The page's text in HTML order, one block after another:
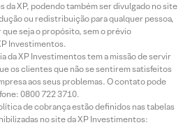
da XP, podendo também ser divulgado no site
ou redistribuição para qualquer pessoa,
seja o propósito, sem o prévio
Investimentos.
da XP Investimentos tem a missão de servir
os clientes que não se sentirem satisfeitos
aos seus problemas. O contato pode
0800 722 3710.
de cobrança estão definidos nas tabelas
no site da XP Investimentos: